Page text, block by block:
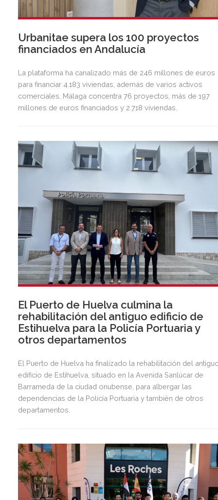
Urbanitae supera los 100 proyectos
financiados en Andalucía
La plataforma ha canalizado más de 246 millones de euros
para financiar 4.183 viviendas, además de varios activos
comerciales. Málaga concentra 76 proyectos, más de 197
millones de euros financiados y 2.718 viviendas.
El Puerto de Huelva culmina la
rehabilitación del antiguo edificio de
Estihuelva para la Policía Portuaria y
otros departamentos
El Puerto de Huelva ha finalizado la rehabilitación del
edificio de Estihuelva, situado en la Avenida Sanlúcar de
Barrameda de la ciudad onubense, para albergar las
dependencias de la Policía Portuaria y también de otros
departamentos.